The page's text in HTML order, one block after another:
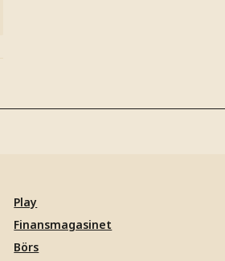
Play
Finansmagasinet
Börs